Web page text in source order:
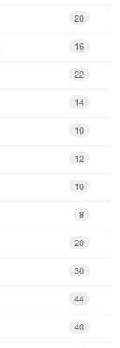
20
16
22
14
10
12
10
8
20
30
44
40